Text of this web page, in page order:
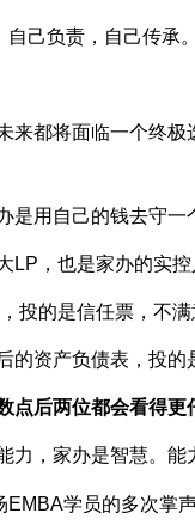
自己负责，自己传承
来都将面临一个终极
是用自己的钱去守一
LP ，也是家办的实
投的是信任票，不
的资产负债表，投
点后两位都会看得更
力，家办是智慧。
EMBA学员的多次掌